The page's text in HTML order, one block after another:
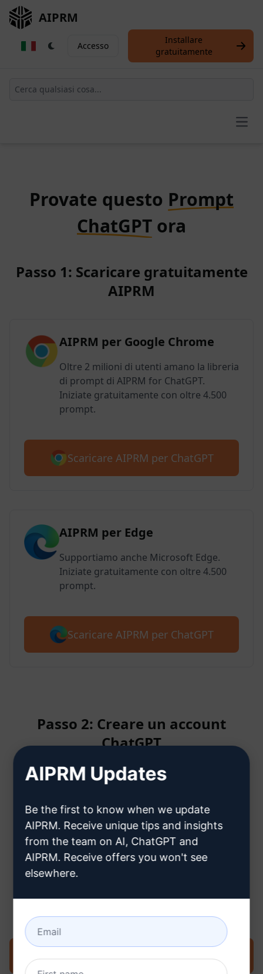
AIPRM
Accesso
Installare
gratuitamente
Provate questo Prompt
ChatGPT ora
Passo 1: Scaricare gratuitamente
AIPRM
AIPRM per Google Chrome
Oltre 2 milioni di utenti amano la libreria
di prompt di AIPRM for ChatGPT.
Iniziate gratuitamente con oltre 4.500
prompt.
Scaricare AIPRM per ChatGPT
AIPRM per Edge
Supportiamo anche Microsoft Edge.
Iniziate gratuitamente con oltre 4.500
prompt.
Scaricare AIPRM per ChatGPT
Passo 2: Creare un account
ChatGPT
Clicca qui per sapere come
creare un account ChatGPT
ChatGPT
Provate subito il prompt su ChatGPT
AIPRM Updates
Be the first to know when we update
AIPRM. Receive unique tips and insights
from the team on AI, ChatGPT and
AIPRM. Receive offers you won't see
elsewhere.